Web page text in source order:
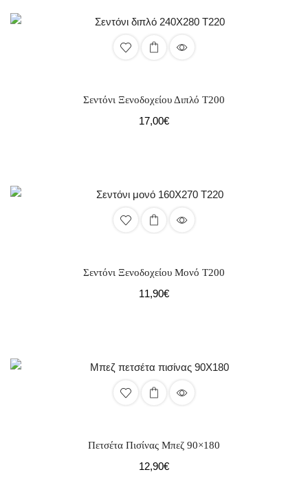
Σεντόνι Ξενοδοχείου Διπλό Τ200
17,00€
Σεντόνι Ξενοδοχείου Μονό Τ200
11,90€
Πετσέτα Πισίνας Μπεζ 90×180
12,90€